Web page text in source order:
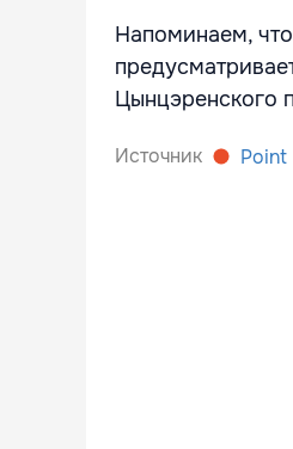
Напоминаем,
Цынцэренского
Источник Point